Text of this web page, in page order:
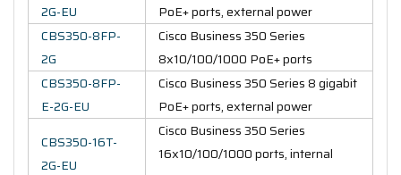
2G-EU
PoE+ ports, external power
CBS350-8FP-
2G
Cisco Business 350 Series
8x10/100/1000 PoE+ ports
CBS350-8FP-
E-2G-EU
Cisco Business 350 Series 8 gigabit
PoE+ ports, external power
CBS350-16T-
2G-EU
Cisco Business 350 Series
16x10/100/1000 ports, internal